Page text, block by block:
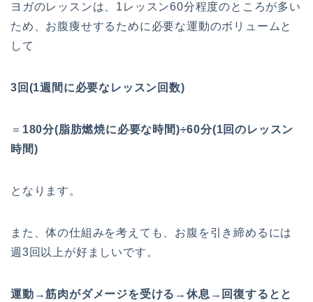
ヨガのレッスンは、1レッスン60分程度のところが多い
ため、お腹痩せするために必要な運動のボリュームと
して
3回(1週間に必要なレッスン回数)
＝ 180分(脂肪燃焼に必要な時間)÷60分(1回のレッスン
時間)
となります。
また、体の仕組みを考えても、お腹を引き締めるには
週3回以上が好ましいです。
運動→筋肉がダメージを受ける→休息→回復するとと